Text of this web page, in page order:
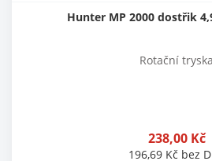
Hunter MP 2000 dostřik
Rotační tryska
238,00 Kč
196,69 Kč bez